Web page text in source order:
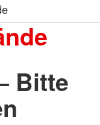
Bitte